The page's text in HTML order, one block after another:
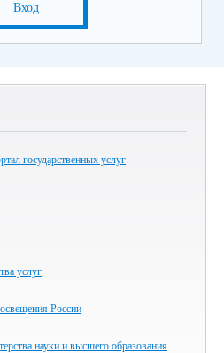
Вход
государственных услуг
услуг
России
науки и высшего образования